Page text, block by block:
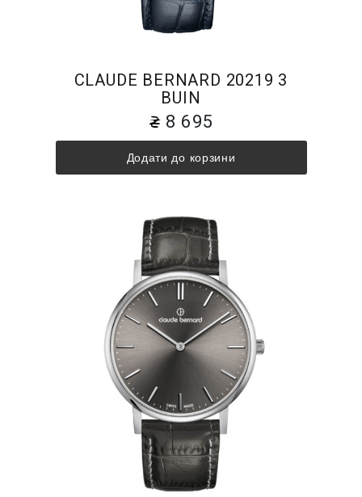
CLAUDE BERNARD 20219 3
BUIN
8 695
Додати до корзини